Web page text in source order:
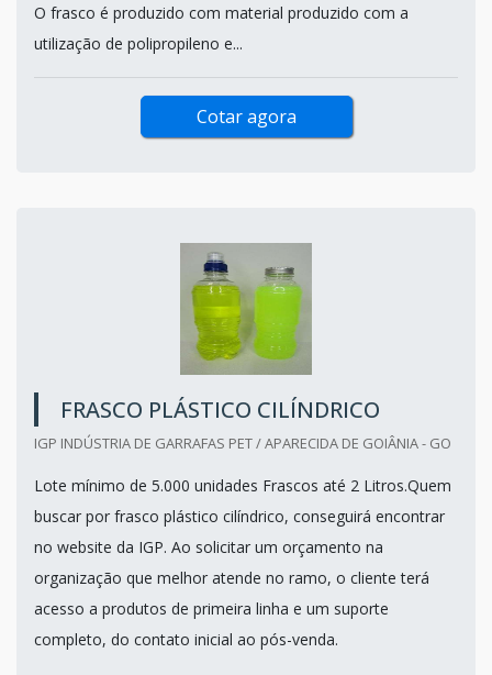
O frasco é produzido com material produzido com a
utilização de polipropileno e...
Cotar agora
FRASCO PLÁSTICO CILÍNDRICO
IGP INDÚSTRIA DE GARRAFAS PET / APARECIDA DE GOIÂNIA - GO
Lote mínimo de 5.000 unidades Frascos até 2 Litros.Quem
buscar por frasco plástico cilíndrico, conseguirá encontrar
no website da IGP. Ao solicitar um orçamento na
organização que melhor atende no ramo, o cliente terá
acesso a produtos de primeira linha e um suporte
completo, do contato inicial ao pós-venda.